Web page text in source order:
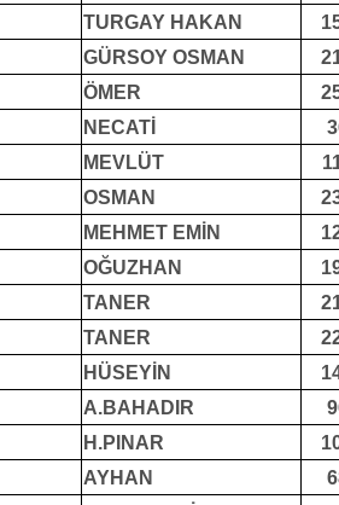
TURGAY HAKAN
GÜRSOY OSMAN
ÖMER
NECATİ
MEVLÜT
OSMAN
MEHMET EMİN
OĞUZHAN
TANER
TANER
HÜSEYİN
A.BAHADIR
H.PINAR
AYHAN